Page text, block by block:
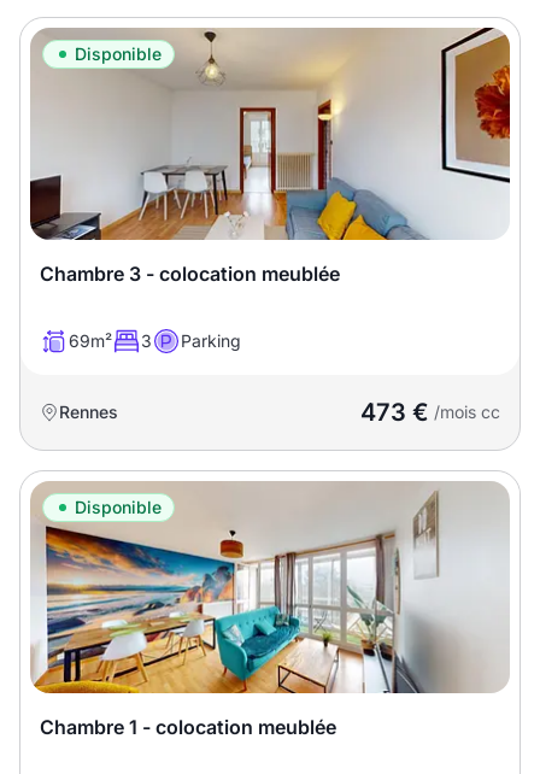
Disponible
Chambre 3 - colocation meublée
69m² 3 Parking
Rennes 473 € /mois cc
Disponible
Chambre 1 - colocation meublée